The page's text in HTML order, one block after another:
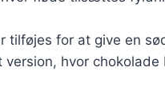
tilføjes for at give en
version, hvor chokolade